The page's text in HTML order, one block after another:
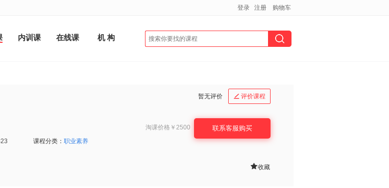
内训课 在线课 机 构
暂无评价  评价课程
课程分类： 职业素养
淘课价格 ￥2500 联系客服购买
收藏
登录 注册 购物车